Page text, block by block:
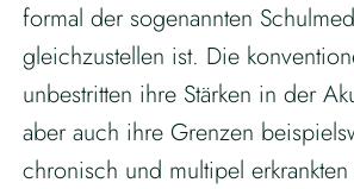
formal der sogenannten
gleichzustellen ist. Die
unbestritten ihre Stärken in der
aber auch ihre Grenzen
chronisch und multipel